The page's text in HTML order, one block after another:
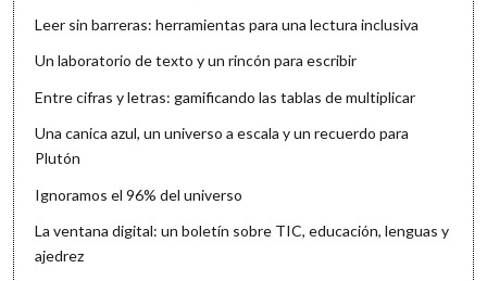
Leer sin barreras: herramientas para una lectura inclusiva
Un laboratorio de texto y un rincón para escribir
Entre cifras y letras: gamificando las tablas de multiplicar
Una canica azul, un universo a escala y un recuerdo para
Plutón
Ignoramos el 96% del universo
La ventana digital: un boletín sobre TIC, educación, lenguas y
ajedrez